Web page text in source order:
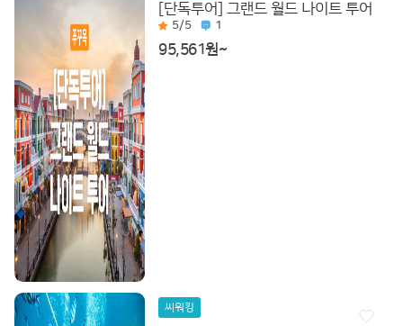
[단독투어] 그랜드 월드 나이트 투어
5/5 1
95,561원~
씨워킹